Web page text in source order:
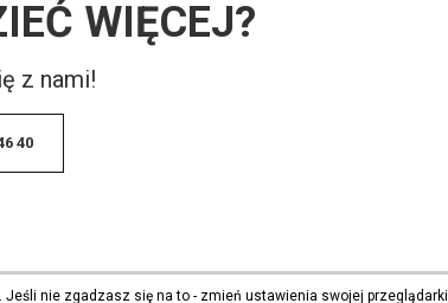
WIĘCEJ?
z nami!
40
nie zgadzasz się na to - zmień ustawienia swojej przeglądarki